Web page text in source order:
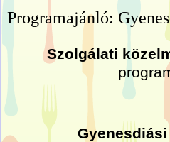
Programajánló:
Szolgálati